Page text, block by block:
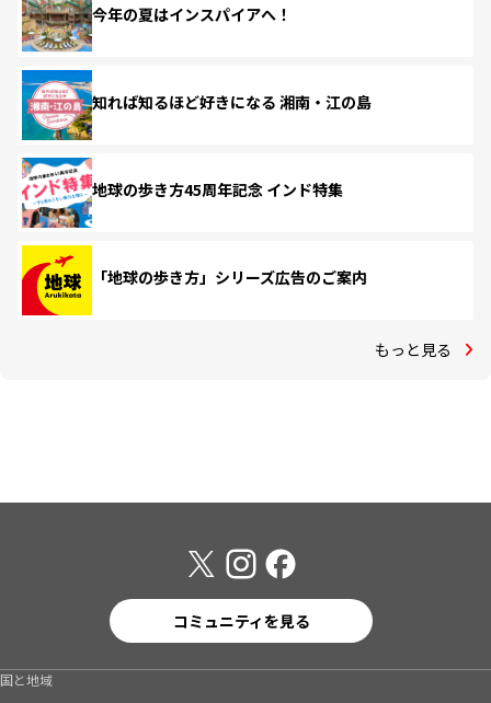
今年の夏はインスパイアへ！
知れば知るほど好きになる 湘南・江の島
地球の歩き方45周年記念 インド特集
「地球の歩き方」シリーズ広告のご案内
もっと見る
コミュニティを見る
国と地域